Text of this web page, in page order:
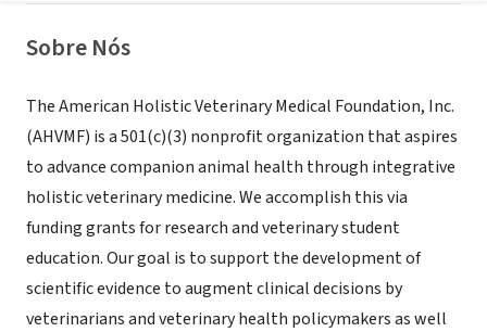
Sobre Nós
The American Holistic Veterinary Medical Foundation, Inc.
(AHVMF) is a 501(c)(3) nonprofit organization that aspires
to advance companion animal health through integrative
holistic veterinary medicine. We accomplish this via
funding grants for research and veterinary student
education. Our goal is to support the development of
scientific evidence to augment clinical decisions by
veterinarians and veterinary health policymakers as well